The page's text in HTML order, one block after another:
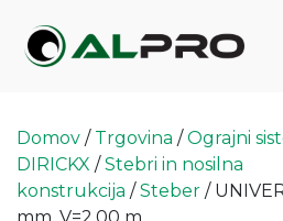
Domov / Trgovina /Ograjni
DIRICKX /Stebri in nosilna
konstrukcija /Steber /